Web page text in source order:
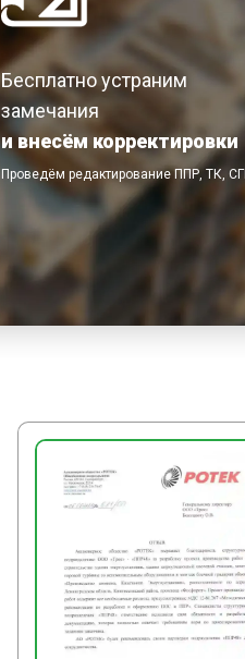
прохождения труб
целостности покрытия
ЗАКЛЮЧИТЕЛЬНЫЕ
По завершении работ
строительного мусора,
оборудование сдают на
Бесплатно устраним
замечания
и внесём корректировки
Проведём редактирование ППР, ТК,